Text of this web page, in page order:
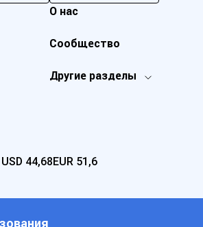
Другие разделы
О нас
Сообщество
USD 44,68EUR 51,6